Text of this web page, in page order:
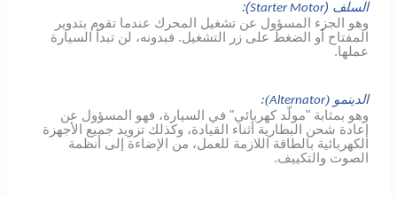
السلف (Starter Motor
):
وهو الجزء المسؤول عن تشغيل المحرك عندما تقوم بتدوير
المفتاح أو الضغط على زر التشغيل. فبدونه، لن تبدأ السيارة
عملها.
الدينمو (Alternator
):
وهو بمثابة "مولّد كهربائي" في السيارة، فهو المسؤول عن
إعادة شحن البطارية أثناء القيادة، وكذلك تزويد جميع الأجهزة
الكهربائية بالطاقة اللازمة للعمل، من الإضاءة إلى أنظمة
الصوت والتكييف.